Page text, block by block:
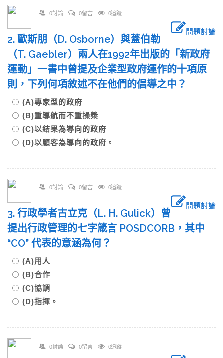
0討論 0留言 0追蹤
問題討論
2. 歐斯朋（D. Osborne）與蓋伯勒
（T. Gaebler）兩人在1992年出版的「新政府
運動」一書中曾提及企業型政府運作的十項原
則，下列何項敘述不在他們的倡導之中？
(A)專家型的政府
(B)重導航而不重操槳
(C)以結果為導向的政府
(D)以顧客為導向的政府。
0討論 0留言 0追蹤
問題討論
3. 行政學者古立克（L. H. Gulick）曾
提出行政管理的七字箴言 POSDCORB，其中
“CO” 代表的意涵為何？
(A)用人
(B)合作
(C)協調
(D)指揮。
0討論 0留言 0追蹤